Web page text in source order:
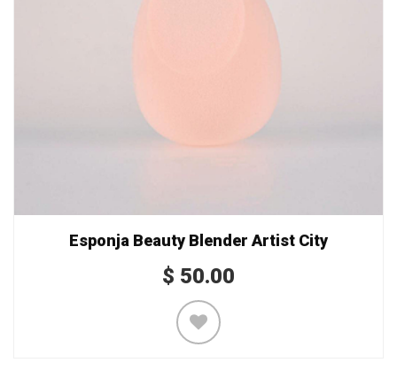
Esponja Beauty Blender Artist City
$ 50.00